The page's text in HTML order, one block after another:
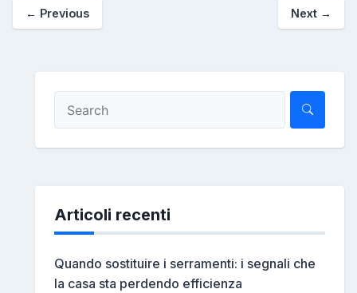
← Previous Next →
Articoli recenti
Quando sostituire i serramenti: i segnali che
la casa sta perdendo efficienza